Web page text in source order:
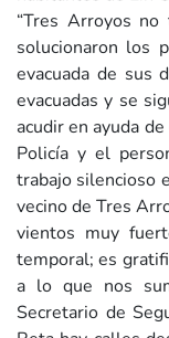
“Tres Arroyos no
solucionaron los
evacuada de sus
evacuadas y se
acudir en ayuda
Policía y el
trabajo silencioso
vecino de Tres
vientos muy
temporal; es
a lo que nos
Secretario de